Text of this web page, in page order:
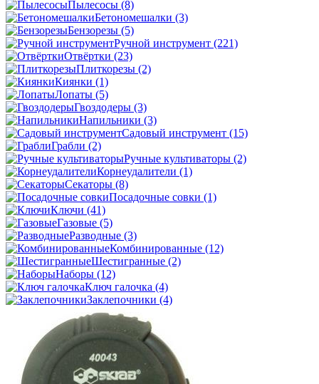
Пылесосы (8)
Бетономешалки (3)
Бензорезы (5)
Ручной инструмент (221)
Отвёртки (23)
Плиткорезы (2)
Киянки (1)
Лопаты (5)
Гвоздодеры (3)
Напильники (3)
Садовый инструмент (15)
Грабли (2)
Ручные культиваторы (2)
Корнеудалители (1)
Секаторы (8)
Посадочные совки (1)
Ключи (41)
Газовые (5)
Разводные (3)
Комбинированные (12)
Шестигранные (2)
Наборы (12)
Ключ галочка (4)
Заклепочники (4)